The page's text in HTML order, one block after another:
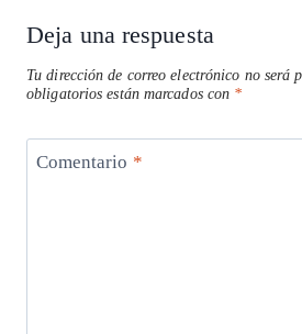
Deja una respuesta
Tu dirección de correo electrónico no será
obligatorios están marcados con *
Comentario *